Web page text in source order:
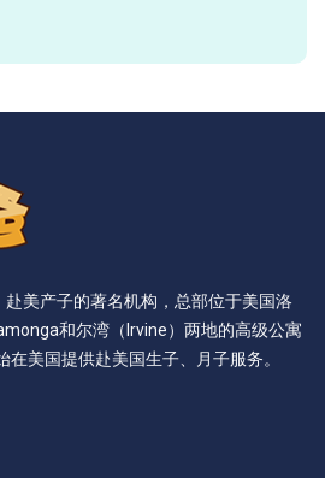
美产子的著名机构，总部位于美国洛
和尔湾（Irvine）两地的高级公寓
美国提供赴美国生子、月子服务。